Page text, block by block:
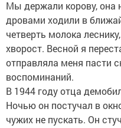
Мы держали корову, она
дровами ходили в
четверть молока
хворост. Весной я
отправляла меня пасти
воспоминаний.
В 1944 году отца
Ночью он постучал в
чужих не пускать. Он